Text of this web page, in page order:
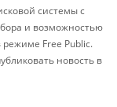
системы с
и возможностью
режиме Free Public.
новость в